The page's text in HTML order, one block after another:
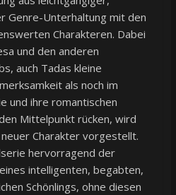
Genre-Unterhaltung mit den
Charakteren. Dabei
und den anderen
auch Tadas kleine
als noch im
und ihre romantischen
Mittelpunkt rücken, wird
Charakter vorgestellt.
hervorragend der
intelligenten, begabten,
Schönlings, ohne diesen